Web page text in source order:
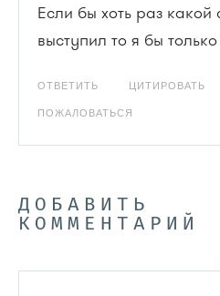
Если бы хоть раз
выступил то я бы только
ОТВЕТИТЬ ЦИТИРОВАТЬ
ПОЖАЛОВАТЬСЯ
ДОБАВИТЬ
КОММЕНТАРИЙ